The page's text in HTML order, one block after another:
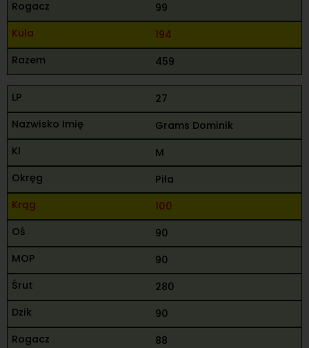
99
194
459
27
Grams Dominik
M
Piła
100
90
90
280
90
88